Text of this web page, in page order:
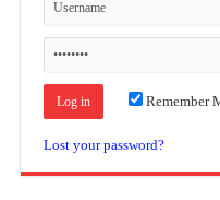
Remember
Lost your password?